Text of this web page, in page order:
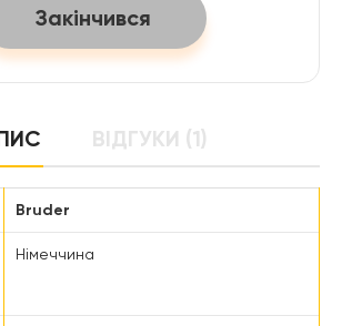
Закінчився
ВІДГУКИ (1)
Bruder
Німеччина